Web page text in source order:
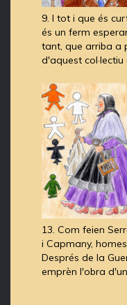
9. I tot i que és
és un ferm
tant, que arriba a
d'aquest col·lectiu
13. Com feien
i Capmany,
Després de la
emprèn l'obra